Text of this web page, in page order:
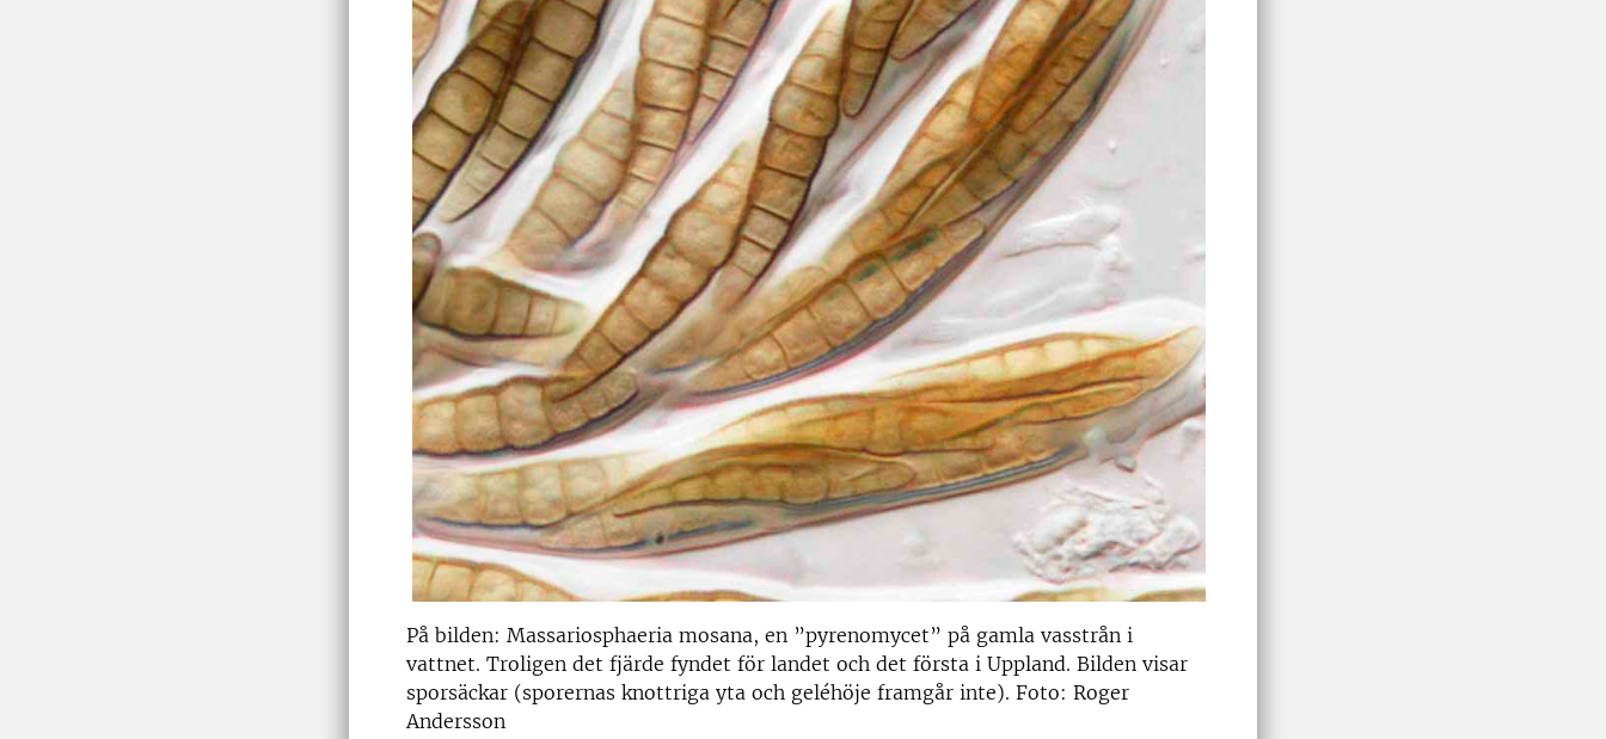
På bilden: Massariosphaeria mosana, en ”pyrenomycet” på gamla vasstrån i
vattnet. Troligen det fjärde fyndet för landet och det första i Uppland. Bilden visar
sporsäckar (sporernas knottriga yta och geléhöje framgår inte). Foto: Roger
Andersson